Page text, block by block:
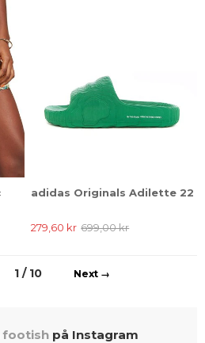
adidas Originals Adilette 22
279,60 kr 699,00 kr
1 / 10 →
footishpå Instagram